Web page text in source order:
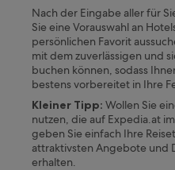
Nach der Eingabe aller für
Sie eine Vorauswahl an
persönlichen Favorit
mit dem zuverlässigen und
buchen können, sodass
bestens vorbereitet in Ihre
Kleiner Tipp: Wollen Sie
nutzen, die auf Expedia.at
geben Sie einfach Ihre
attraktivsten Angebote und
erhalten.